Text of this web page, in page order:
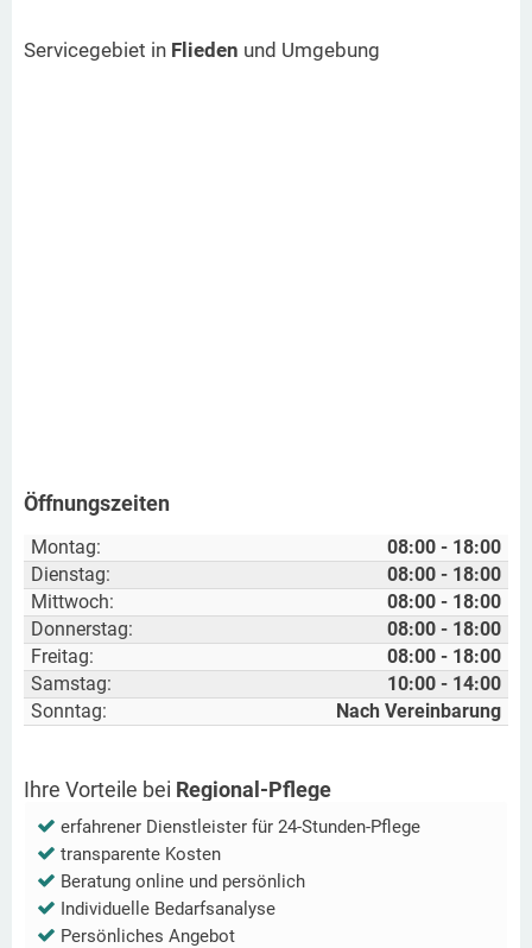
Servicegebiet in Flieden und Umgebung
Öffnungszeiten
Montag:
08:00 - 18:00
Dienstag:
08:00 - 18:00
Mittwoch:
08:00 - 18:00
Donnerstag:
08:00 - 18:00
Freitag:
08:00 - 18:00
Samstag:
10:00 - 14:00
Sonntag:
Nach Vereinbarung
Ihre Vorteile bei Regional-Pflege
erfahrener Dienstleister für 24-Stunden-Pflege
transparente Kosten
Beratung online und persönlich
Individuelle Bedarfsanalyse
Persönliches Angebot